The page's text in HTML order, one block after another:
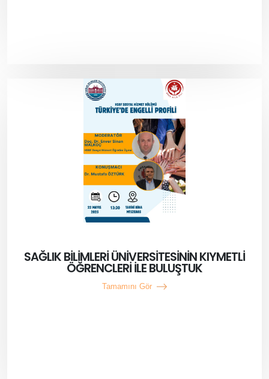
SAĞLIK BİLİMLERİ ÜNİVERSİTESİNİN KIYMETLİ
ÖĞRENCLERİ İLE BULUŞTUK
Tamamını Gör